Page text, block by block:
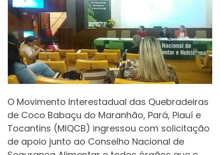
O Movimento Interestadual das Quebradeiras
de Coco Babaçu do Maranhão, Pará, Piauí e
Tocantins (MIQCB) ingressou com solicitação
de apoio junto ao Conselho Nacional de